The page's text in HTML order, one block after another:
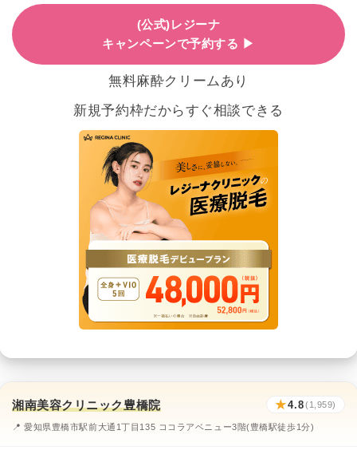
(公式)レジーナ
キャンペーンで予約する ▶
無料麻酔クリームあり
新規予約枠だからすぐ相談できる
湘南美容クリニック豊橋院 ★4.8(1,959)
📍 愛知県豊橋市駅前大通1丁目135 ココラアベニュー3階(豊橋駅徒歩1分)